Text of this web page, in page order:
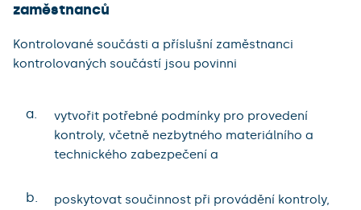
zaměstnanců
Kontrolované součásti a příslušní zaměstnanci
kontrolovaných součástí jsou povinni
a.
vytvořit potřebné podmínky pro provedení
kontroly, včetně nezbytného materiálního a
technického zabezpečení a
b.
poskytovat součinnost při provádění kontroly,